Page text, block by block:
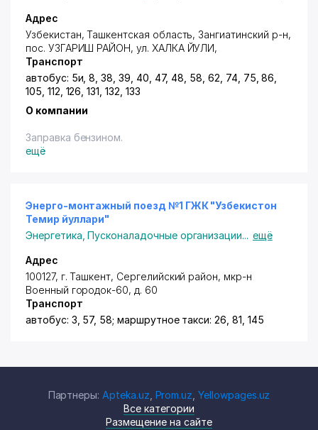
Адрес
Узбекистан, Ташкентская область, Зангиатинский р-н,
пос. УЗГАРИШ РАЙОН,ул. ХАЛКА ЙУЛИ,
Транспорт
автобус: 5и, 8, 38, 39, 40, 47, 48, 58, 62, 74, 75, 86,
105, 112, 126, 131, 132, 133
О компании
Заправка бензином.
ещё
Энерго-монтажный поезд №1 ГЖК "Узбекистон
Темир йуллари"
Энергетика ,Пусконаладочные организации... ещё
Адрес
100127, г. Ташкент, Сергелийский район, мкр-н
Военный городок-60, д. 60
Транспорт
автобус: 3, 57, 58; маршрутное такси: 26, 81, 145
Партнеры: Apteka.uz Prom.uz ,Yellowpages.uz
Все категории
Размещение на сайте